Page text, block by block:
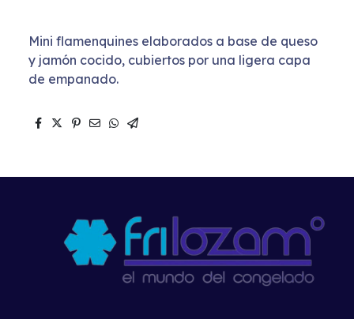
Mini flamenquines elaborados a base de queso
y jamón cocido, cubiertos por una ligera capa
de empanado.